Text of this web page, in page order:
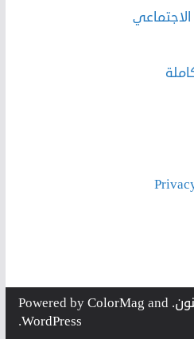
. Powered by
ColorMag and
WordPress
.